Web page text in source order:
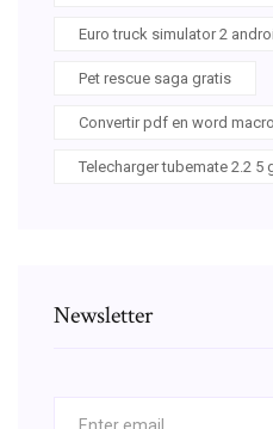
Euro truck simulator 2
Pet rescue saga gratis
Convertir pdf en word macro
Telecharger tubemate 2.2 5
Newsletter